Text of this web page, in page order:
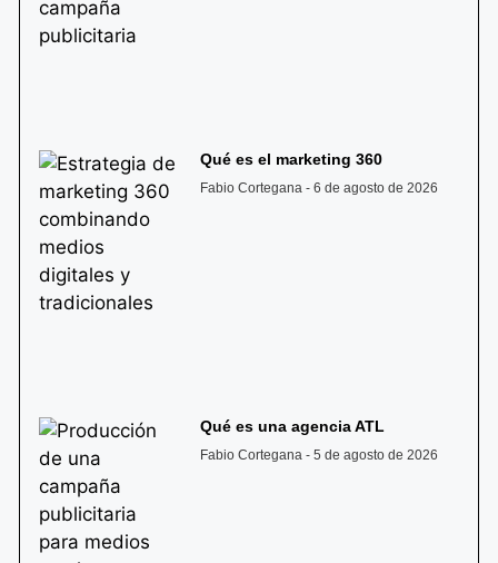
Qué es el marketing 360
Fabio Cortegana 6 de agosto de 2026
Qué es una agencia ATL
Fabio Cortegana 5 de agosto de 2026